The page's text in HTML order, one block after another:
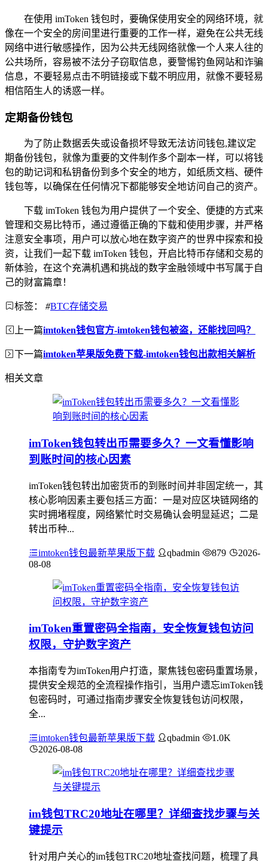
在使用 imToken 钱包时，要确保使用安全的网络环境，就
像在一个安全的房间里进行重要的工作一样，避免在公共无线
网络中进行敏感操作，因为公共无线网络就像一个人来人往的
公共场所，容易被不法分子窃取信息，要警惕钓鱼网站和诈骗
信息，不要轻易点击不明链接或下载不明应用，就像不要轻易
相信陌生人的诱惑一样。
定期备份钱包
为了防止数据丢失或设备损坏导致无法访问钱包,建议定
期备份钱包，就像为重要的文件制作多个副本一样，可以将钱
包的助记词和私钥备份到多个安全的地方，如纸质文档、硬件
钱包等，以确保在任何情况下都能够安全地访问自己的资产。
下载 imToken 钱包为用户提供了一个安全、便捷的方式来
管理和交易比特币，通过遵循正确的下载和使用步骤，并严格
注意安全事项，用户可以放心地在数字资产的世界中探索和投
资，让我们一起下载 imToken 钱包，开启比特币存储和交易的
新体验，在这个充满机遇和挑战的数字金融领域中书写属于自
己的财富篇章！
标签： #BTC存储交易
上一篇imtoken钱包官方-imtoken钱包被盗，还能找回吗？
下一篇imtoken苹果版免费下载-imtoken钱包出款相关解析
相关文章
imToken钱包转出币需要多久？一文看懂影响
到账时间的核心因素
imToken钱包转出加密货币的到账时间并非固定统一，其
核心影响因素主要包括三方面：一是对应区块链网络的
实时拥堵程度，网络繁忙时交易确认会明显延迟；二是
转出币种...
imtoken钱包最新苹果版下载 qbadmin 879
2026-
08-08
imToken重置密码全指南，安全恢复钱包访问
权限，守护数字资产
本指南专为imToken用户打造，聚焦钱包密码重置场景，
提供安全规范的全流程操作指引，当用户遗忘imToken钱
包密码时，可通过指南步骤安全恢复钱包访问权限，
全...
imtoken钱包最新苹果版下载 qbadmin
1.0K
2026-08-08
im钱包TRC20地址在哪里？详细查找步骤与关
键提示
针对用户关心的im钱包TRC20地址查找问题，梳理了具